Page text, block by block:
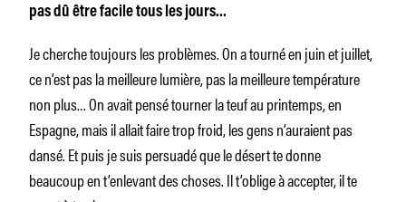
pas dû être facile tous les jours…
Je cherche toujours les problèmes. On a tourné en juin et juillet,
ce n’est pas la meilleure lumière, pas la meilleure température
non plus… On avait pensé tourner la teuf au printemps, en
Espagne, mais il allait faire trop froid, les gens n’auraient pas
dansé. Et puis je suis persuadé que le désert te donne
beaucoup en t’enlevant des choses. Il t’oblige à accepter, il te